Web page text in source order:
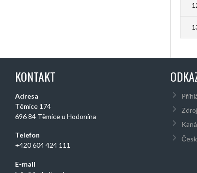
KONTAKT
Adresa
Těmice 174
696 84 Těmice u Hodonína
Telefon
+420 604 424 111
E-mail